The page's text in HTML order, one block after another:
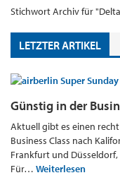
Stichwort Archiv für "Delta
LETZTER ARTIKEL
Günstig in der
Aktuell gibt es einen
Business Class nach
Frankfurt und
Für… Weiterlesen